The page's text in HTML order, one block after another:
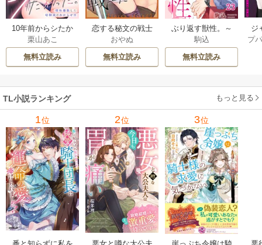
10年前からシたか
った。～理性爆散
した幼馴染のわか
らせＨ 12巻
栗山あこ
無料立読み
恋する秘文の戦士
たち【forcs edite
d】 43-44巻
おやぬ
無料立読み
ぶり返す獣性。～
カースト上位な男
の、10年越しの激
愛 23巻
駒込
無料立読み
ジ
ク
プ
TL小説ランキング もっと見る
1位 2位 3位